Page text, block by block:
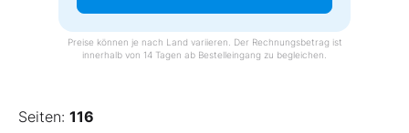
Preise können je nach Land variieren. Der Rechnungsbetrag ist
innerhalb von 14 Tagen ab Bestelleingang zu begleichen.
Seiten: 116